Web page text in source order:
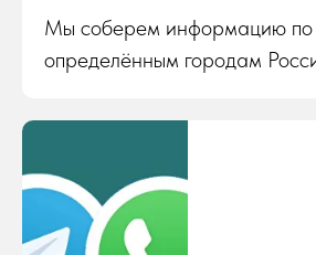
Мы соберем информацию по
определённым городам